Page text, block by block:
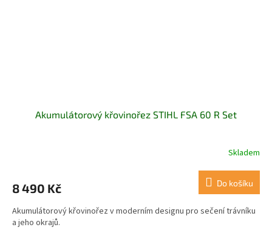
Akumulátorový křovinořez STIHL FSA 60 R Set
Skladem
8 490 Kč Do košíku
Akumulátorový křovinořez v moderním designu pro sečení trávníku
a jeho okrajů.